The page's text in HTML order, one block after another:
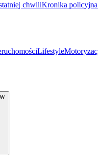
chwiliKronika policyjna
Lifestyle